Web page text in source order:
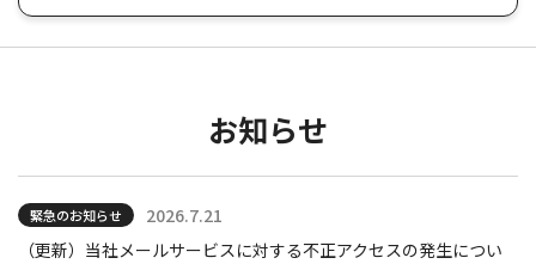
au無料通話お申し込み
オプションサービス
お知らせ
緊急のお知らせ
2026.7.21
（更新）当社メールサービスに対する不正アクセスの発生につい